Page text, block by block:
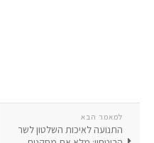
למאמר הבא
התנועה לאיכות השלטון לשר